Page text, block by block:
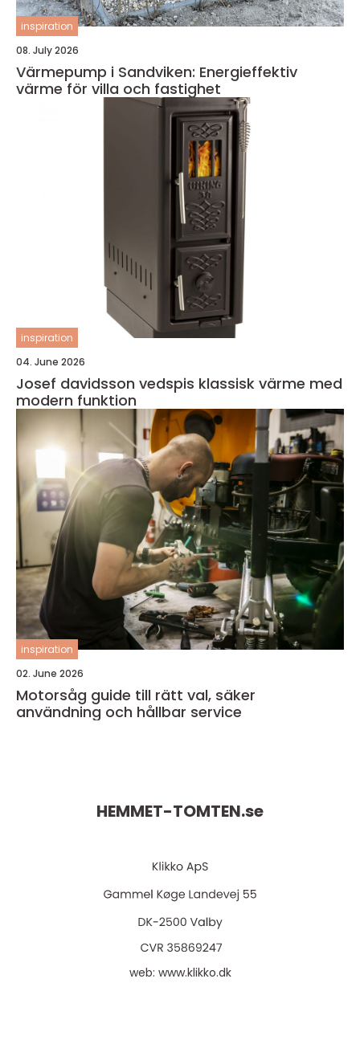
inspiration
08. July 2026
Värmepump i Sandviken: Energieffektiv
värme för villa och fastighet
inspiration
04. June 2026
Josef davidsson vedspis klassisk värme med
modern funktion
inspiration
02. June 2026
Motorsåg guide till rätt val, säker
användning och hållbar service
HEMMET-TOMTEN.se
web: www.klikko.dk